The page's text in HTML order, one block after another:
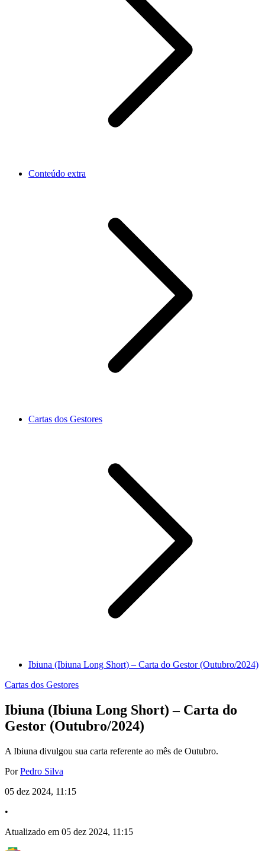
Conteúdo extra
Cartas dos Gestores
Ibiuna (Ibiuna Long Short) – Carta do Gestor (Outubro/2024)
Cartas dos Gestores
Ibiuna (Ibiuna Long Short) – Carta do
Gestor (Outubro/2024)
A Ibiuna divulgou sua carta referente ao mês de Outubro.
PorPedro Silva
05 dez 2024, 11:15
•
Atualizado em 05 dez 2024, 11:15